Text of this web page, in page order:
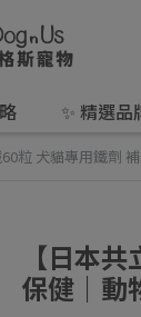
✨ 精選品
60粒 犬貓專用鐵劑
【日本
保健｜動